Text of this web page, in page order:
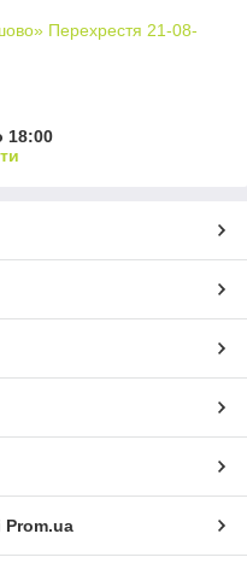
Перехрестя 21-08-
18:00
Prom.ua